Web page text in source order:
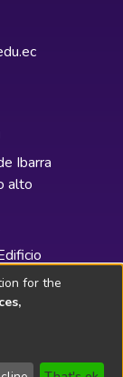
Ibarra
alto
for the